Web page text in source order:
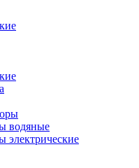
водяные
электрические